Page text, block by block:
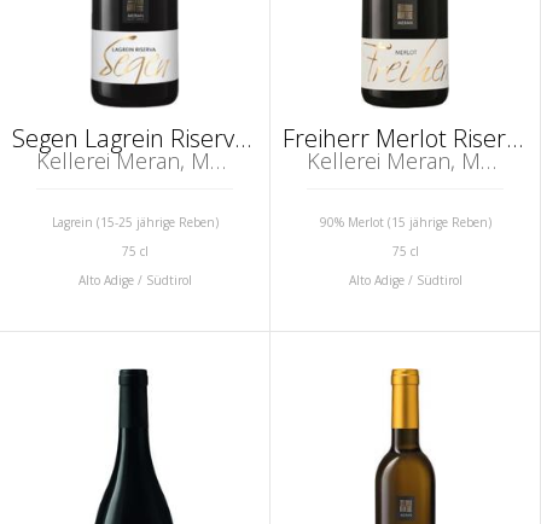
Segen Lagrein Riserva Alto Adige DOC
Kellerei Meran, Marling, Südtirol (Alto Adige)
Lagrein (15-25 jährige Reben)
75 cl
Alto Adige / Südtirol
Freiherr Merlot Riserva Alto Adige DOC
Kellerei Meran, Marling, Südtirol (Alto Adige)
90% Merlot (15 jährige Reben)
75 cl
Alto Adige / Südtirol